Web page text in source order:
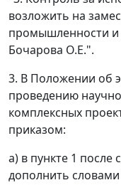
возложить на
промышленности и
Бочарова О.Е.".
3. В Положении об
проведению
комплексных
приказом:
а) в пункте 1 после
дополнить